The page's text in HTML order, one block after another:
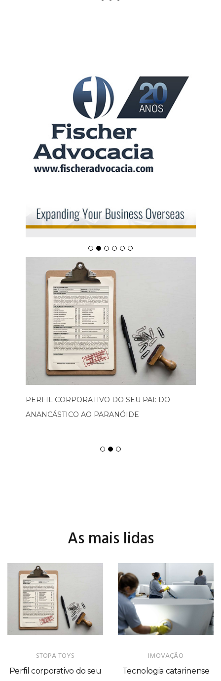
PERFIL CORPORATIVO DO SEU PAI: DO
ANANCÁSTICO AO PARANÓIDE
As mais lidas
STOPA TOYS
Perfil corporativo do seu
IMOVAÇÃO
Tecnologia catarinense